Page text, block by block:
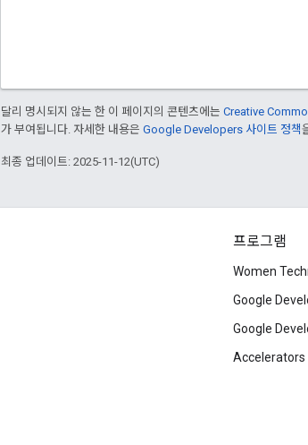
달리 명시되지 않는 한 이 페이지의 콘텐츠에는 Creative
가 부여됩니다. 자세한 내용은 Google Developers 사이트 정책
최종 업데이트: 2025-11-12(UTC)
프로그램
Women
Google
Google
Accelerators